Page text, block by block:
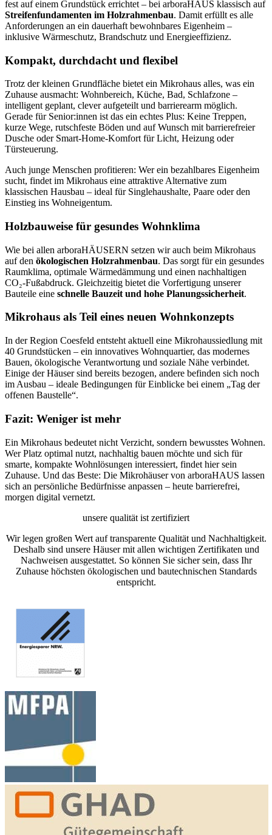
fest auf einem Grundstück errichtet – bei arboraHAUS klassisch auf
Streifenfundamenten im Holzrahmenbau. Damit erfüllt es alle
Anforderungen an ein dauerhaft bewohnbares Eigenheim –
inklusive Wärmeschutz, Brandschutz und Energieeffizienz.
Kompakt, durchdacht und flexibel
Trotz der kleinen Grundfläche bietet ein Mikrohaus alles, was ein
Zuhause ausmacht: Wohnbereich, Küche, Bad, Schlafzone –
intelligent geplant, clever aufgeteilt und barrierearm möglich.
Gerade für Senior:innen ist das ein echtes Plus: Keine Treppen,
kurze Wege, rutschfeste Böden und auf Wunsch mit barrierefreier
Dusche oder Smart-Home-Komfort für Licht, Heizung oder
Türsteuerung.
Auch junge Menschen profitieren: Wer ein bezahlbares Eigenheim
sucht, findet im Mikrohaus eine attraktive Alternative zum
klassischen Hausbau – ideal für Singlehaushalte, Paare oder den
Einstieg ins Wohneigentum.
Holzbauweise für gesundes Wohnklima
Wie bei allen arboraHÄUSERN setzen wir auch beim Mikrohaus
auf den ökologischen Holzrahmenbau. Das sorgt für ein gesundes
Raumklima, optimale Wärmedämmung und einen nachhaltigen
CO₂-Fußabdruck. Gleichzeitig bietet die Vorfertigung unserer
Bauteile eine schnelle Bauzeit und hohe Planungssicherheit.
Mikrohaus als Teil eines neuen Wohnkonzepts
In der Region Coesfeld entsteht aktuell eine Mikrohaussiedlung mit
40 Grundstücken – ein innovatives Wohnquartier, das modernes
Bauen, ökologische Verantwortung und soziale Nähe verbindet.
Einige der Häuser sind bereits bezogen, andere befinden sich noch
im Ausbau – ideale Bedingungen für Einblicke bei einem „Tag der
offenen Baustelle“.
Fazit: Weniger ist mehr
Ein Mikrohaus bedeutet nicht Verzicht, sondern bewusstes Wohnen.
Wer Platz optimal nutzt, nachhaltig bauen möchte und sich für
smarte, kompakte Wohnlösungen interessiert, findet hier sein
Zuhause. Und das Beste: Die Mikrohäuser von arboraHAUS lassen
sich an persönliche Bedürfnisse anpassen – heute barrierefrei,
morgen digital vernetzt.
unsere qualität ist zertifiziert
Wir legen großen Wert auf transparente Qualität und Nachhaltigkeit.
Deshalb sind unsere Häuser mit allen wichtigen Zertifikaten und
Nachweisen ausgestattet. So können Sie sicher sein, dass Ihr
Zuhause höchsten ökologischen und bautechnischen Standards
entspricht.